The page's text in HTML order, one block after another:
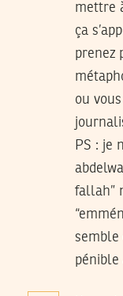
mettre
ça
prenez
ou
PS : je
fallah”
semble
pénible